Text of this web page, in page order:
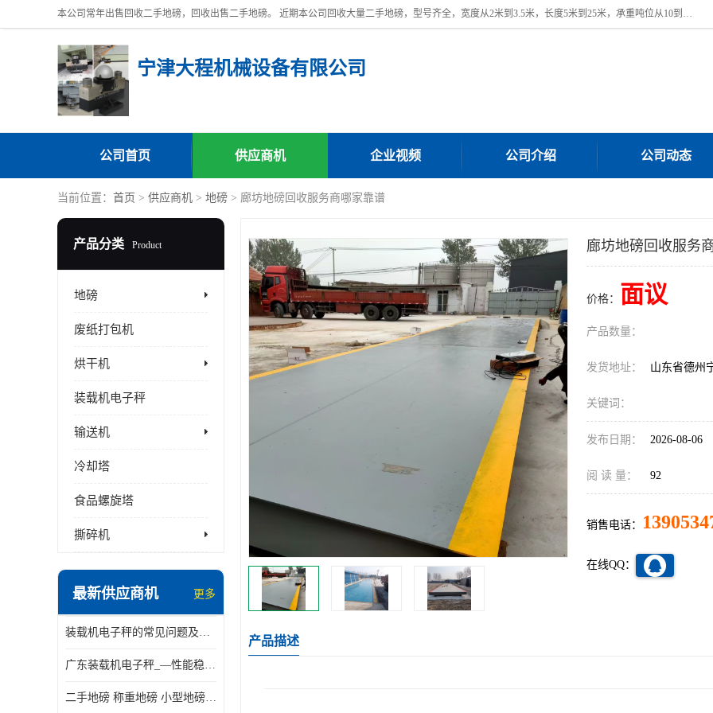
本公司常年出售回收二手地磅，回收出售二手地磅。 近期本公司回收大量二手地磅，型号齐全，宽度从2米到3.5米，长度5米到25米，承重吨位从10到200吨，成色7—9成新。 ? 使用年限6个月至2年，产品来源于个人闲置品，工矿企业停用品，因小换大而来。 精准度和新的一样， 二手地磅是内行人的选择，打个电话就省钱朋友您好等什么
宁津大程机械设备有限公司
公司首页 供应商机 企业视频 公司介绍 公司动态
当前位置： 首页 > 供应商机 > 地磅 > 廊坊地磅回收服务商哪家靠谱
产品分类 Product
地磅
废纸打包机
烘干机
装载机电子秤
输送机
冷却塔
食品螺旋塔
撕碎机
最新供应商机 更多
装载机电子秤的常见问题及解决方法介绍
广东装载机电子秤_—性能稳定—操作简单—品质可靠
二手地磅 称重地磅 小型地磅 一百吨地磅
廊坊地磅回收服务
价格： 面议
产品数量：
发货地址： 山东省德州
关键词：
发布日期： 2026-08-06
阅 读 量： 92
销售电话：
在线QQ：
产品描述